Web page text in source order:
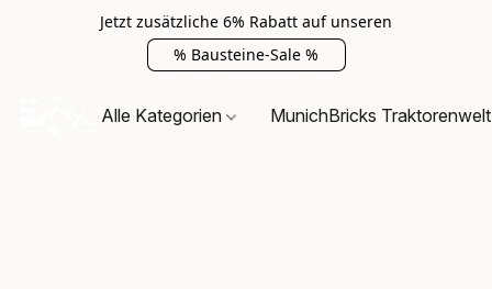
Jetzt zusätzliche 6% Rabatt auf unseren
% Bausteine-Sale %
Alle Kategorien MunichBricks Traktorenwelt